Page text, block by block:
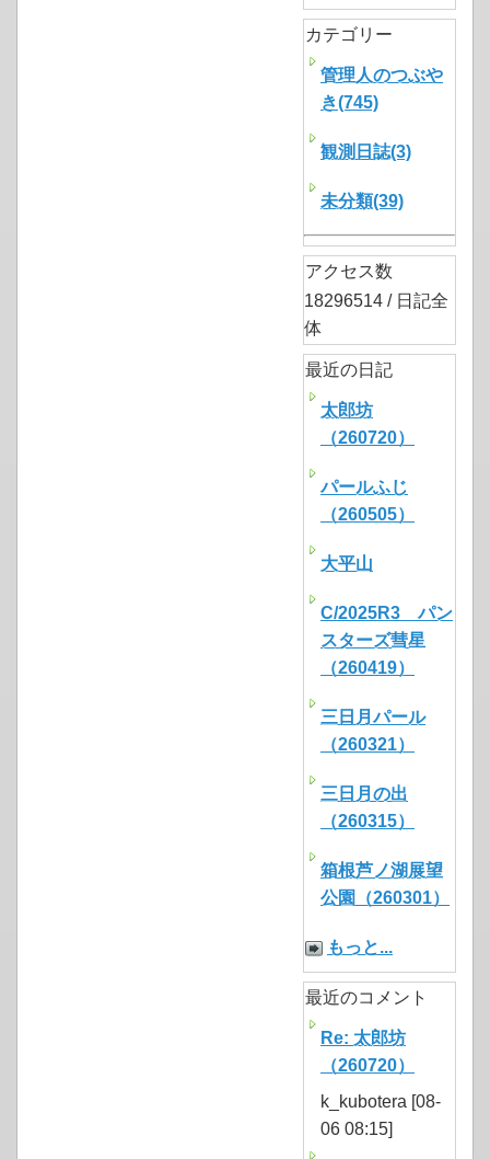
カテゴリー
管理人のつぶや
き(745)
観測日誌(3)
未分類(39)
アクセス数
18296514 / 日記全
体
最近の日記
太郎坊
（260720）
パールふじ
（260505）
大平山
C/2025R3 パン
スターズ彗星
（260419）
三日月パール
（260321）
三日月の出
（260315）
箱根芦ノ湖展望
公園（260301）
もっと...
最近のコメント
Re: 太郎坊
（260720）
k_kubotera [08-
06 08:15]